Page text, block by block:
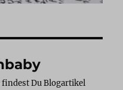
findest Du Blogartikel